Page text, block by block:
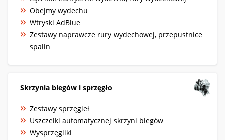
Obejmy wydechu
Wtryski AdBlue
Zestawy naprawcze rury wydechowej, przepustnice
spalin
Skrzynia biegów i sprzęgło
Zestawy sprzęgieł
Uszczelki automatycznej skrzyni biegów
Wysprzęgliki